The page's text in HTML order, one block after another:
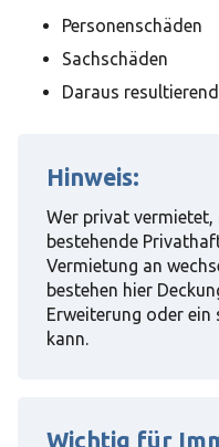
Personenschäden
Sachschäden
Daraus
Hinweis:
Wer privat
bestehende
Vermietung an
bestehen hier
Erweiterung oder
kann.
Wichtig für